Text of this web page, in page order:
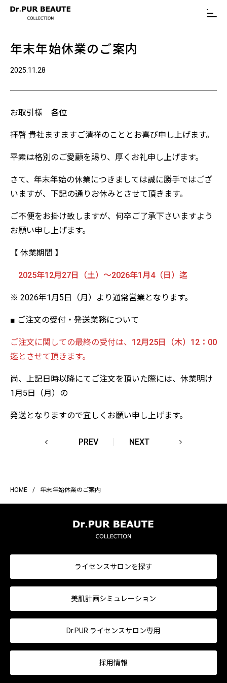
年末年始休業のご案内
2025.11.28
お取引様 各位
拝啓 貴社ますますご清祥のこととお喜び申し上げます。
平素は格別のご愛顧を賜り、厚くお礼申し上げます。
さて、年末年始の休業につきましては誠に勝手ではござ
いますが、下記の通りお休みとさせて頂きます。
ご不便をお掛け致しますが、何卒ご了承下さいますよう
お願い申し上げます。
【 休業期間 】
2025年12月27日（土）～2026年1月4（日）迄
※ 2026年1月5日（月）より通常営業となります。
■ ご注文の受付・発送業務について
ご注文に関しての最終の受付は、 12月25日（木）12：00
迄とさせて頂きます。
尚、上記日時以降にてご注文を頂いた際には、休業明け
1月5日（月）の
発送となりますので宜しくお願い申し上げます。
PREV NEXT
HOME / 年末年始休業のご案内
ライセンスサロンを探す
美肌計画シミュレーション
Dr.PUR ライセンスサロン専用
採用情報